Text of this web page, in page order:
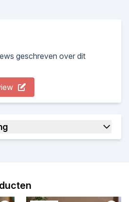
geschreven over dit